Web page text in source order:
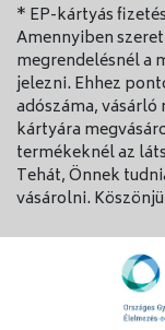
* EP-kártyás
Amennyiben
megrendelésnél a
jelezni. Ehhez
adószáma, vásárló
kártyára
termékeknél az
Tehát, Önnek
vásárolni.